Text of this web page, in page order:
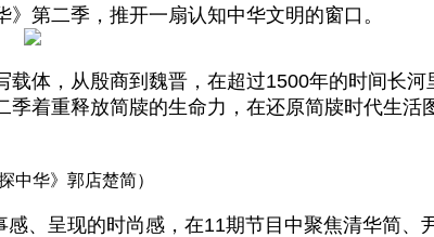
第二季，推开一扇认知中华文明的窗口。
体，从殷商到魏晋，在超过1500年的时间长
着重释放简牍的生命力，在还原简牍时代生活
中华》郭店楚简）
感、呈现的时尚感，在11期节目中聚焦清华简、